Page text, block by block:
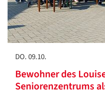
DO. 09.10.
Bewohner des
Seniorenzentrums